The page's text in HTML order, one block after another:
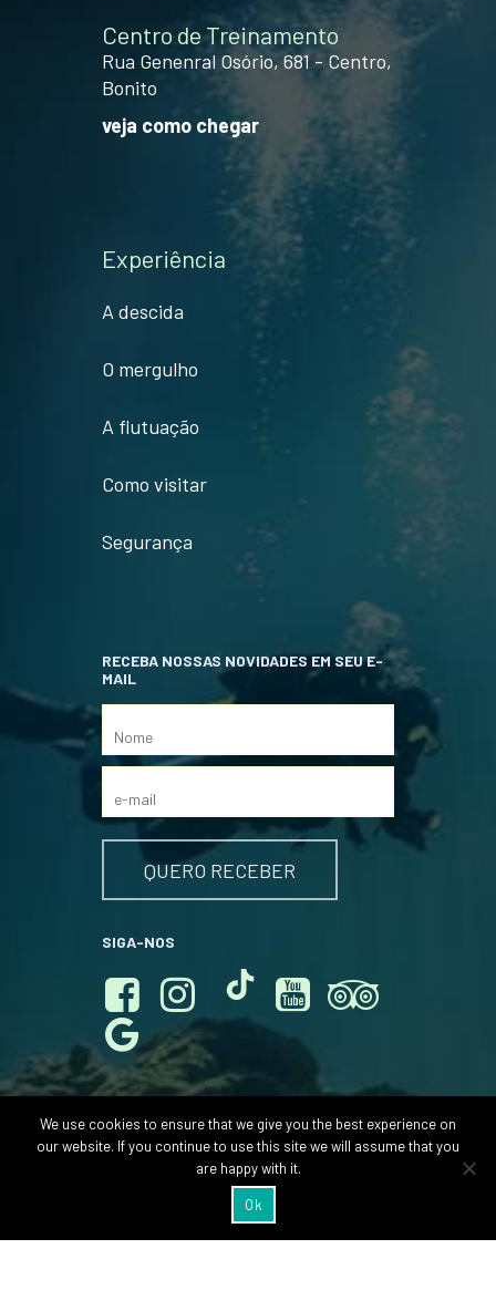
Centro de Treinamento
Rua Genenral Osório, 681 - Centro,
Bonito
veja como chegar
Experiência
A descida
O mergulho
A flutuação
Como visitar
Segurança
RECEBA NOSSAS NOVIDADES EM SEU E-
MAIL
SIGA-NOS
We use cookies to ensure that we give you the best experience on
our website. If you continue to use this site we will assume that you
are happy with it.
Ok